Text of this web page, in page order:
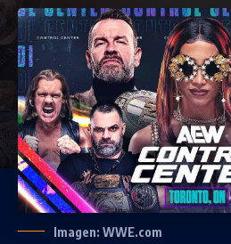
Imagen: WWE.com